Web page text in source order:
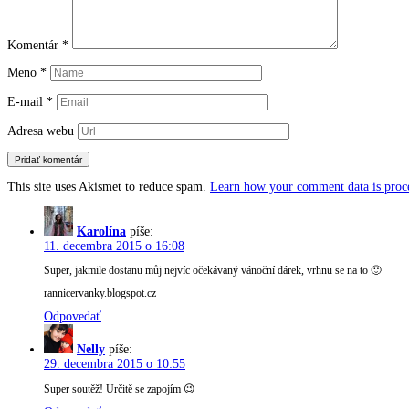
Komentár *
Meno *
E-mail *
Adresa webu
This site uses Akismet to reduce spam. Learn how your comment data is
Karolína píše:
11. decembra 2015 o 16:08
Super, jakmile dostanu můj nejvíc očekávaný vánoční dárek, vrhnu se na to 🙂
rannicervanky.blogspot.cz
Odpovedať
Nelly píše:
29. decembra 2015 o 10:55
Super soutěž! Určitě se zapojím 😉